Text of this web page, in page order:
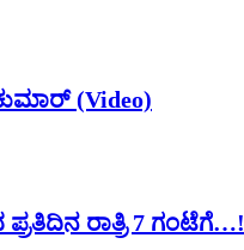
(Video)
ರಾತ್ರಿ 7 ಗಂಟೆಗೆ…!